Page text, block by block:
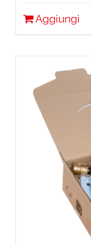
Aggiungi